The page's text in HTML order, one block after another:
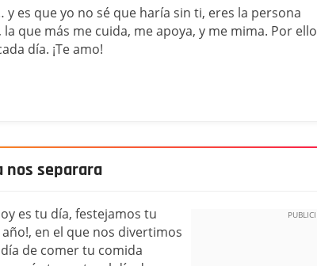
es que yo no sé que haría sin ti, eres la persona
que más me cuida, me apoya, y me mima. Por ello
día. ¡Te amo!
nos separara
es tu día, festejamos tu
en el que nos divertimos
de comer tu comida